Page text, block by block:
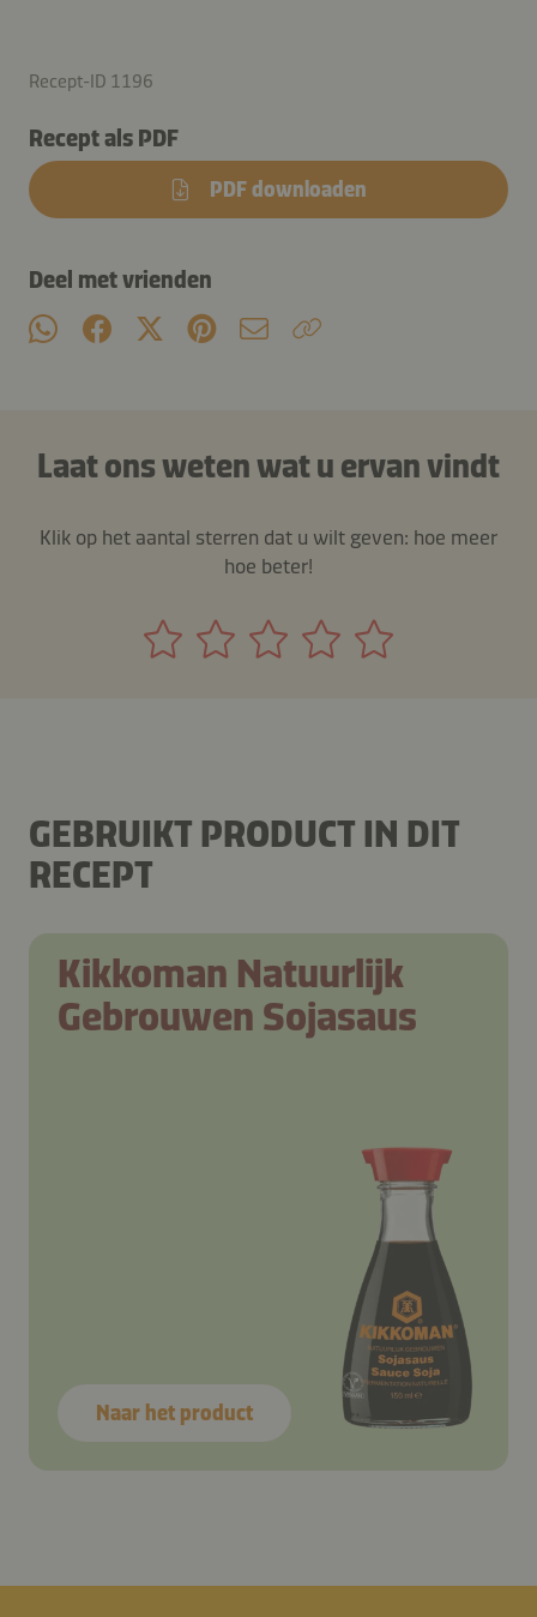
Recept-ID 1196
Recept als PDF
PDF downloaden
Deel met vrienden
Laat ons weten wat u ervan vindt
Klik op het aantal sterren dat u wilt geven: hoe meer
hoe beter!
GEBRUIKT PRODUCT IN DIT
RECEPT
Kikkoman Natuurlijk
Gebrouwen Sojasaus
Naar het product